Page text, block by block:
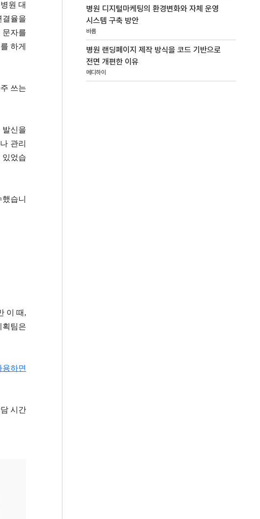
원 대
결율을
문자를
하게
쓰는
발신을
관리
있었습
습니
이 때,
획팀은
용하면
시간
병원 디지털마케팅의 환경변화와 자체 운영
시스템 구축 방안
바름
병원 랜딩페이지 제작 방식을 코드 기반으로
전면 개편한 이유
메디하이